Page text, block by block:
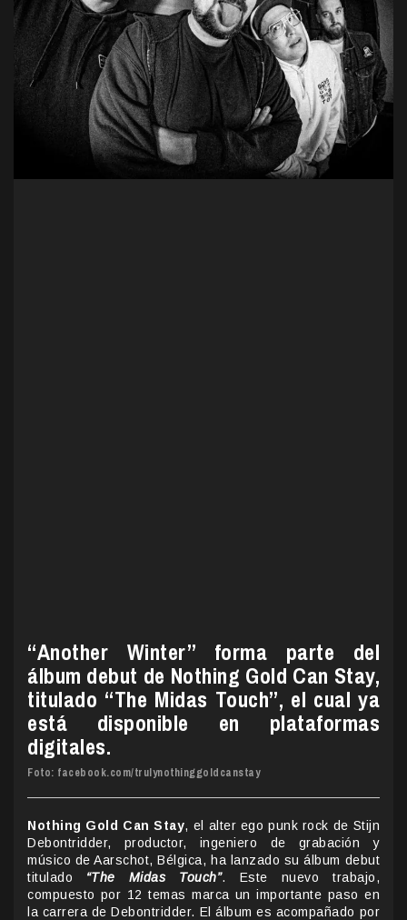
“Another Winter” forma parte del
álbum debut de Nothing Gold Can Stay,
titulado “The Midas Touch”, el cual ya
está disponible en plataformas
digitales.
Foto: facebook.com/trulynothinggoldcanstay
Nothing Gold Can Stay, el alter ego punk rock de Stijn
Debontridder, productor, ingeniero de grabación y
músico de Aarschot, Bélgica, ha lanzado su álbum debut
titulado “The Midas Touch”. Este nuevo trabajo,
compuesto por 12 temas marca un importante paso en
la carrera de Debontridder. El álbum es acompañado por